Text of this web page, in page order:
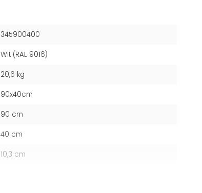
345900400
Wit (RAL 9016)
20,6 kg
90x40cm
90 cm
40 cm
10,3 cm